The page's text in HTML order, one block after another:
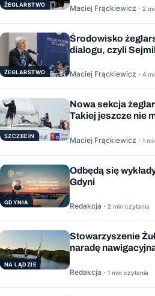
ŻEGLARSTWO Maciej Frąckiewicz · 2
ŻEGLARSTWO
Środowisko
dialogu, czyli
Maciej Frąckiewicz · 4
SZCZECIN
Nowa sekcja
Takiej jeszcze nie
Maciej Frąckiewicz · 1
GDYNIA
Odbędą się
Gdyni
Redakcja · 2 min czytania
NA LĄDZIE
Stowarzyszenie
naradę
Redakcja · 1 min czytania